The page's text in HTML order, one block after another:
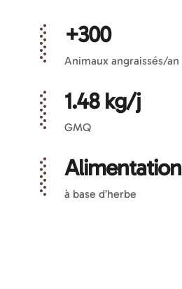
+300
Animaux angraissés/an
1.48 kg/j
GMQ
Alimentation
à base d’herbe